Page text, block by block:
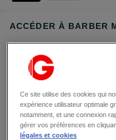
ACCÉDER À BARBER
Ce site utilise des cookies qui
expérience utilisateur optimale
notamment, et une connexion
gérer vos préférences en
légales et cookies